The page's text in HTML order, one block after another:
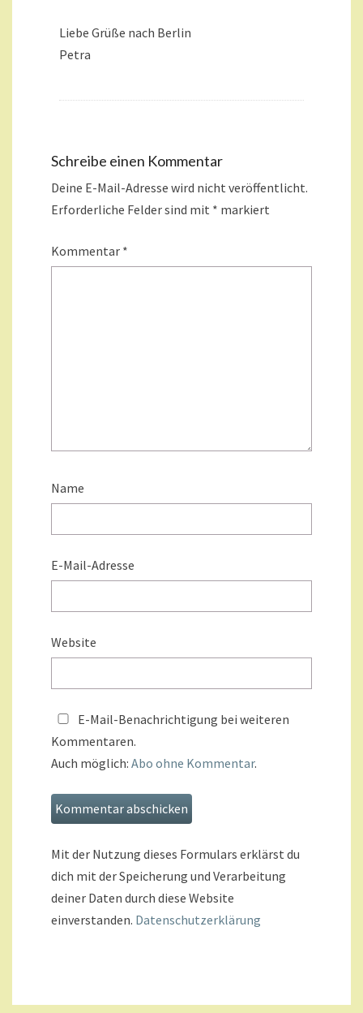
Liebe Grüße nach Berlin
Petra
Schreibe einen Kommentar
Deine E-Mail-Adresse wird nicht veröffentlicht.
Erforderliche Felder sind mit * markiert
Kommentar *
Name
E-Mail-Adresse
Website
E-Mail-Benachrichtigung bei weiteren
Kommentaren.
Auch möglich: Abo ohne Kommentar.
Mit der Nutzung dieses Formulars erklärst du
dich mit der Speicherung und Verarbeitung
deiner Daten durch diese Website
einverstanden. Datenschutzerklärung